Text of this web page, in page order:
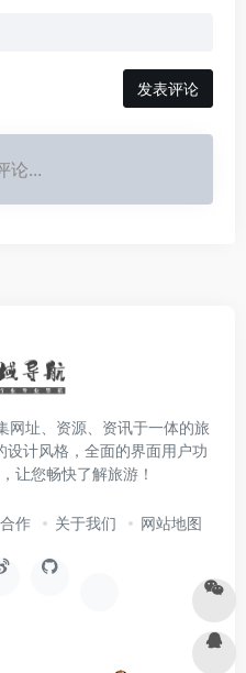
发表评论
论...
网址、资源、资讯于一体的旅
计风格，全面的界面用户功
让您畅快了解旅游！
作 关于我们 网站地图